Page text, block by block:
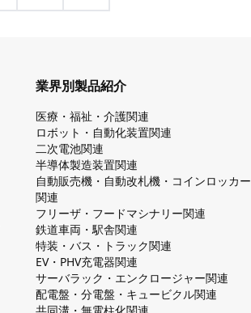
業界別製品紹介
医療・福祉・介護関連
ロボット・自動化装置関連
二次電池関連
半導体製造装置関連
自動販売機・自動改札機・コインロッカー
関連
フリーザ・フードマシナリー関連
鉄道車両・駅舎関連
特装・バス・トラック関連
EV・PHV充電器関連
サーバラック・エンクロージャー関連
配電盤・分電盤・キュービクル関連